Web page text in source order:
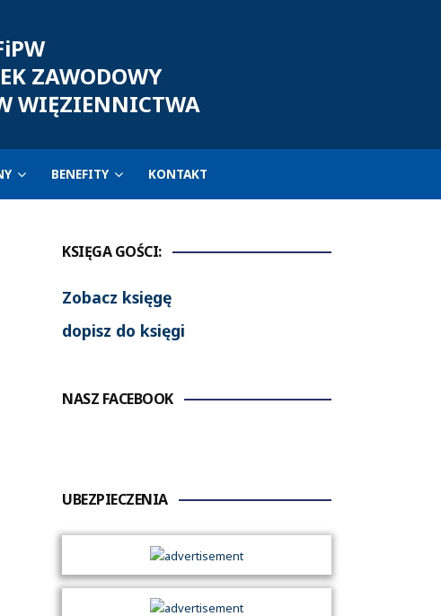
ZAWODOWY
WIĘZIENNICTWA
BENEFITY KONTAKT
KSIĘGA GOŚCI:
Zobacz księgę
dopisz do księgi
NASZ FACEBOOK
UBEZPIECZENIA